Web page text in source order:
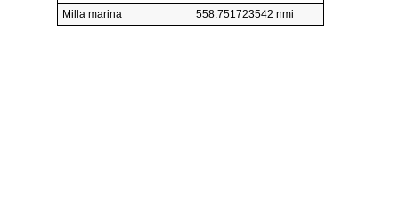
Milla marina
558.751723542 nmi